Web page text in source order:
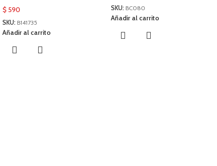
$ 590
SKU: B141735
Añadir al carrito
SKU: BC080
Añadir al carrito